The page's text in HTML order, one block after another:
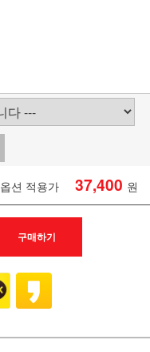
옵션 적용가 37,400 원
구매하기